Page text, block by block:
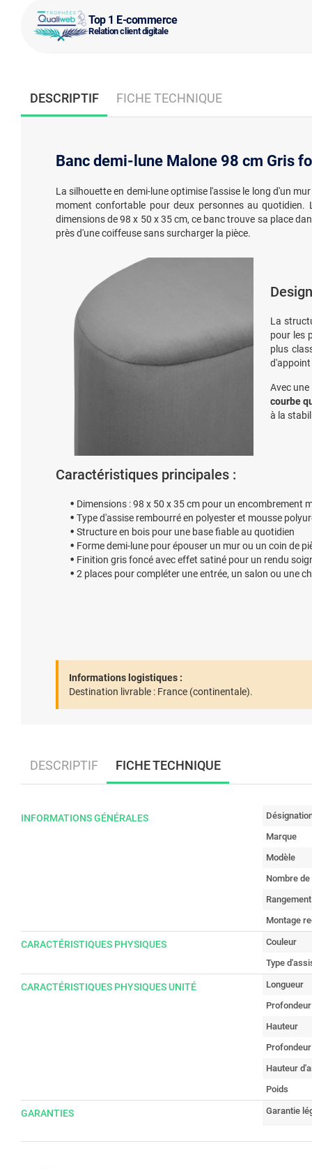
Top 1 E-commerce
Relation client digitale
DESCRIPTIF FICHE TECHNIQUE
Banc demi-lune Malone 98 cm Gris
La silhouette en demi-lune optimise l'assise le long d'un
moment confortable pour deux personnes au quotidien.
dimensions de 98 x 50 x 35 cm, ce banc trouve sa place
près d'une coiffeuse sans surcharger la pièce.
La
pour les
plus
d'appoint
Avec
courbe
à la
Caractéristiques principales :
Dimensions : 98 x 50 x 35 cm pour un encombrement
Type d'assise rembourré en polyester et mousse
Structure en bois pour une base fiable au quotidien
Forme demi-lune pour épouser un mur ou un coin de
Finition gris foncé avec effet satiné pour un rendu
2 places pour compléter une entrée, un salon ou une
Informations logistiques :
Destination livrable : France (continentale).
DESCRIPTIF FICHE TECHNIQUE
INFORMATIONS GÉNÉRALES
Marque
Modèle
Nombre
Rangement
Montage
CARACTÉRISTIQUES PHYSIQUES
Couleur
Type
CARACTÉRISTIQUES PHYSIQUES UNITÉ
Longueur
Profondeur
Hauteur
Hauteur
Poids
GARANTIES Garantie